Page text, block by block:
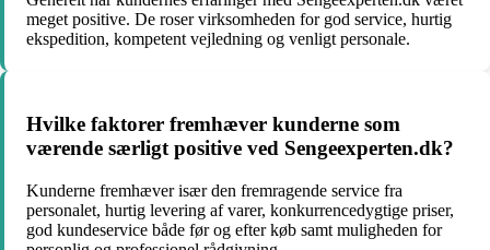
meget positive. De roser virksomheden for god service, hurtig
ekspedition, kompetent vejledning og venligt personale.
Hvilke faktorer fremhæver kunderne som
værende særligt positive ved Sengeexperten.dk?
Kunderne fremhæver især den fremragende service fra
personalet, hurtig levering af varer, konkurrencedygtige priser,
god kundeservice både før og efter køb samt muligheden for